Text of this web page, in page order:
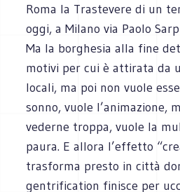
Roma la Trastevere di un
oggi, a Milano via Paolo
Ma la borghesia alla fine
motivi per cui è attirata da
locali, ma poi non vuole
sonno, vuole l’animazione,
vederne troppa, vuole la
paura. E allora l’effetto
trasforma presto in città
gentrification finisce per